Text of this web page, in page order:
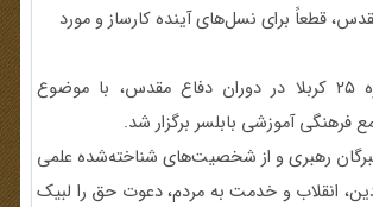
قطعاً برای نسل‌های آینده کارساز و مورد
◄ همایش فرماندهان یگان‌ها و گردان‌های لشکر ویژه ۲۵ کربلا در دوران دفاع مقدس، با موضوع
فرهنگی آموزشی بابلسر برگزار شد.
رهبری و از شخصیت‌های شناخته‌شده علمی
انقلاب و خدمت به مردم، دعوت حق را لبیک